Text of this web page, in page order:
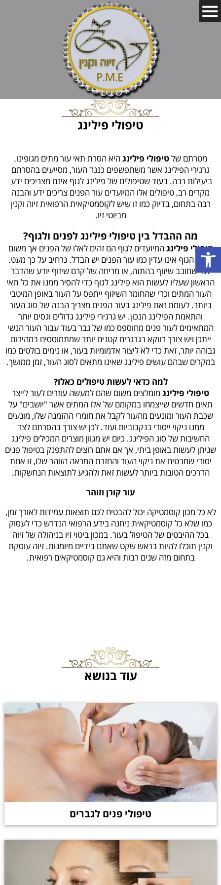
פתח סרגל נגישות
טיפולי פילינג
מטרתם שלטיפולי פילינגהיא הסרת תאי עור מתים מגופינו.
גרגירי הפילינג אשר משתפשפים כנגד העור, מסייעים בהסרתם
ביעילות רבה. בעוד שטיפולים של פילינג לגוף אינם מצריכים ידע
מקדים רב, טיפולים אלו המיועדים עור הפנים צריכים ידע והבנה
רבה בתחום, בדיוק כמו זו שיש לקוסמטיקאית הרפואית זיוה וקנין
מביוטי זיו.
מה ההבדל בין טיפולי פילינג לפנים ולגוף?
טיפולי פילינגהמיועדים לגוף הם זהים לאלו של הפנים אך משום
שעור הגוף אינו עדין כמו עור הפנים יש הבדל. נרחיב על כך מעט.
למי שחובב שיזוף בהתזה, או מריחה של קרם שיזוף יודע שהדבר
הראשון שעליו לעשות הוא פילינג לגוף כדי להסיר ממנו את כל תאי
העור המתים וכדי שהחומר השיזוף ייתפס על העור באופן המיטבי
ביותר. לעומת זאת פילינג בעור הפנים מצריך הבנה של סוג העור
והתאמת הפילינג הנכון. יש גרגירי פילינג גדולים וגסים יותר
המתאימים לעור פנים מחוספס כמו של גבר בעוד עבור העור הנשי
ייתכן ויש צורך דווקא בגרגרים קטנים יותר שמתמוססים במהירות
גבוהה יותר, זאת כדי לא ליצור אדמומיות בעור, או נימים בולטים כמו
במקרים שבהם עושים פילינג שאינו מתאים לסוג העור, זמן ממושך.
למה כדאי לעשות טיפולים כאלו?
טיפולי פילינג מומלצים משום שהם למעשה עוזרים לעור לייצר
תאים חדשים שייצמחו במקומם של אלו המתים אשר "יושבים" על
שכבת העור ומונעים מהעור לקבל את חומרי ההזמנה שלו, מונעים
ממנו ניקוי ייסודי בנקבוביות ועוד. לכן יש צורך בהסרתם לצד
החשיבות של סוג הפילינג. כיום יש מגוון מוצרים המכילים פילינג
שניתן לעשות באופן ביתי, אך אם אתם רוצים להתפנק בטיפול פנים
יסודי שמבטיח את ניקוי העור והחזרת המראה הזוהר שלו, זו אחת
הדרכים הטובות ביותר לעשות זאת ולהגיע לתוצאות הנחשקות.
עור קורן וזוהר
לא כל מכון קוסמטיקה יכול להבטיח לכם תוצאות עמידות לאורך זמן,
כמו שלא כל קוסמטיקאית ניחנה בידע הרפואי הנדרש כדי לעסוק
בכל ההיבטים של הטיפול בעור. במכון ביטוי זיו בניהולה של זיוה
וקנין תוכלו להיות בראש שקט שאתם בידיים מיומנות. זיוה עוסקת
בתחום מזה שנים רבות והיא גם קוסמטיקאים רפואית.
עוד בנושא
טיפולי פנים לגברים